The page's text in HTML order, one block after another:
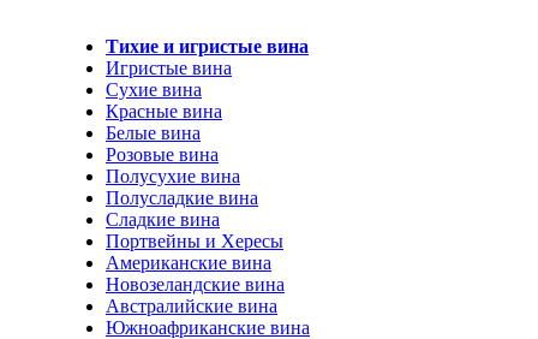
Тихие и игристые вина
Игристые вина
Сухие вина
Красные вина
Белые вина
Розовые вина
Полусухие вина
Полусладкие вина
Сладкие вина
Портвейны и Хересы
Американские вина
Новозеландские вина
Австралийские вина
Южноафриканские вина